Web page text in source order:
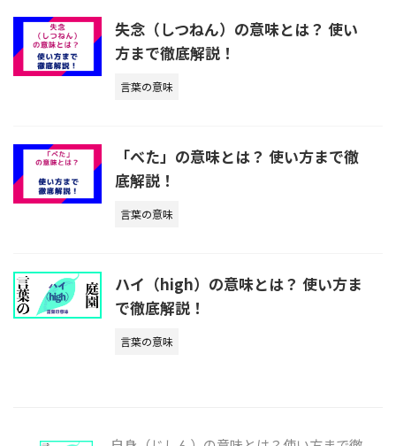
失念（しつねん）の意味とは？ 使い
方まで徹底解説！
言葉の意味
「べた」の意味とは？ 使い方まで徹
底解説！
言葉の意味
ハイ（high）の意味とは？ 使い方ま
で徹底解説！
言葉の意味